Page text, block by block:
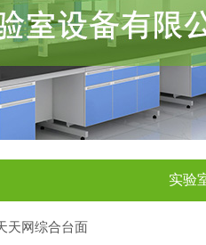
实验
天网综合台面